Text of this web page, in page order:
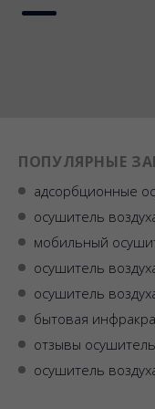
ПОПУЛЯРНЫЕ
адсорбционные
осушитель
мобильный
осушитель
осушитель
бытовая
отзывы
осушитель